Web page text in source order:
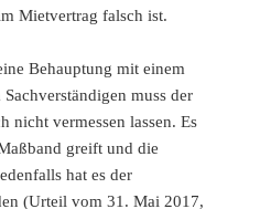
Mietvertrag falsch ist.
Behauptung mit einem
muss der
nicht vermessen lassen. Es
greift und die
hat es der
(Urteil vom 31. Mai 2017,